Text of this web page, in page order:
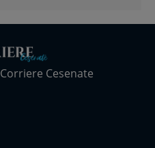
Cesenate